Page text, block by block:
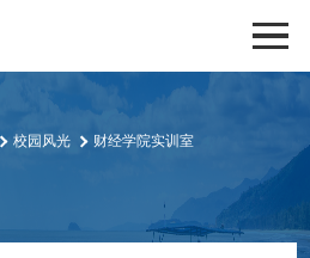
校园风光 财经学院实训室